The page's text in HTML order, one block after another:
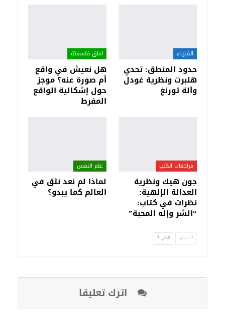
الفيزياء
حدود المنطق: تحدي
هلبرت ونظرية غودل
وآلة تورنغ
آفاق فلسفيّة‎
هل نعيش في واقع
أم صورة عنه؟ موجز
حول إشكالية الواقع
المفرط
مراجعات الكتب
جون هيك ونظرية
العدالة الإلهية:
نظرات في كتاب:
“الشر وإله المحبة”
علم النفس
لماذا لم نعد نثق في
العالم كما يبدو؟
السابق التالي
اترك تعليقا